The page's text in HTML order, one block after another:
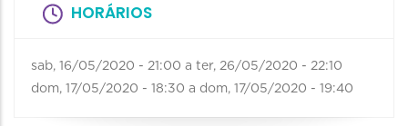
HORÁRIOS
sab, 16/05/2020 - 21:00 a ter, 26/05/2020 - 22:10
dom, 17/05/2020 - 18:30 a dom, 17/05/2020 - 19:40